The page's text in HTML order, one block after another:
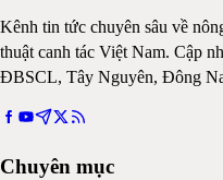
Kênh tin tức chuyên sâu về
thuật canh tác Việt Nam. Cập
ĐBSCL, Tây Nguyên, Đông
Chuyên mục